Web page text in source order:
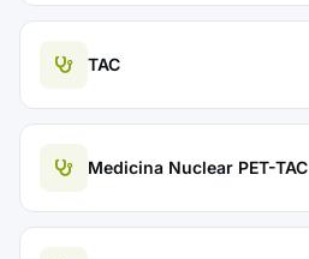
TAC
Medicina Nuclear PET-TAC